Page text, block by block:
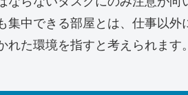
集中できる部屋とは、仕事以
れた環境を指すと考えられます。